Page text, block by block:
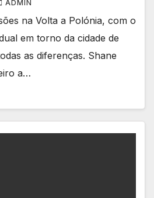
ADMIN
na Volta a Polónia, com o
em torno da cidade de
as diferenças. Shane
a…